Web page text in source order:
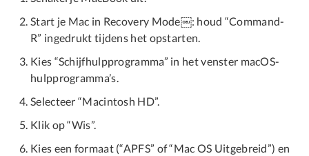
Start je Mac in Recovery Mode￼: houd “Command-
R” ingedrukt tijdens het opstarten.
Kies “Schijfhulpprogramma” in het venster macOS-
hulpprogramma’s.
Selecteer “Macintosh HD”.
Klik op “Wis”.
Kies een formaat (“APFS” of “Mac OS Uitgebreid”) en